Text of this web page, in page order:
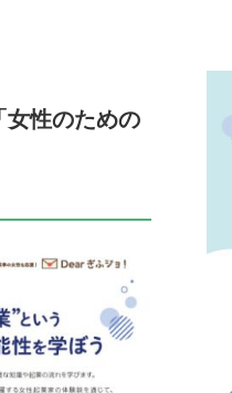
女性のための